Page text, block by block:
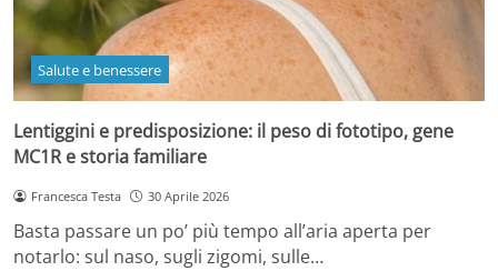
Salute e benessere
Lentiggini e predisposizione: il peso di fototipo, gene
MC1R e storia familiare
Francesca Testa 30 Aprile 2026
Basta passare un po’ più tempo all’aria aperta per
notarlo: sul naso, sugli zigomi, sulle…